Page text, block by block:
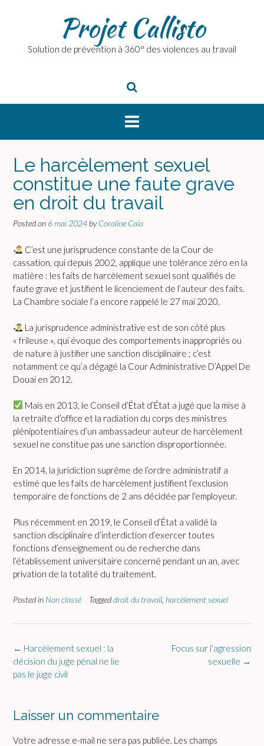
Projet Callisto
Solution de prévention à 360° des violences au travail
Le harcèlement sexuel
constitue une faute grave
en droit du travail
Posted on 6 mai 2024 byCoraline Caïa
C’est une jurisprudence constante de la Cour de
cassation, qui depuis 2002, applique une tolérance zéro en la
matière : les faits de harcèlement sexuel sont qualifiés de
faute grave et justifient le licenciement de l’auteur des faits.
La Chambre sociale l’a encore rappelé le 27 mai 2020.
La jurisprudence administrative est de son côté plus
« frileuse », qui évoque des comportements inappropriés ou
de nature à justifier une sanction disciplinaire ; c’est
notamment ce qu’a dégagé la Cour Administrative D’Appel De
Douai en 2012.
Mais en 2013, le Conseil d’État d’État a jugé que la mise à
la retraite d’office et la radiation du corps des ministres
plénipotentiaires d’un ambassadeur auteur de harcèlement
sexuel ne constitue pas une sanction disproportionnée.
En 2014, la juridiction suprême de l’ordre administratif a
estimé que les faits de harcèlement justifient l’exclusion
temporaire de fonctions de 2 ans décidée par l’employeur.
Plus récemment en 2019, le Conseil d’État a validé la
sanction disciplinaire d’interdiction d’exercer toutes
fonctions d’enseignement ou de recherche dans
l’établissement universitaire concerné pendant un an, avec
privation de la totalité du traitement.
Posted in Non classé Taggeddroit du travail harcèlement sexuel
Post
navigation
Focus sur l’agression
sexuelle →
← Harcèlement sexuel : la
décision du juge pénal ne lie
pas le juge civil
Laisser un commentaire
Votre adresse e-mail ne sera pas publiée. Les champs